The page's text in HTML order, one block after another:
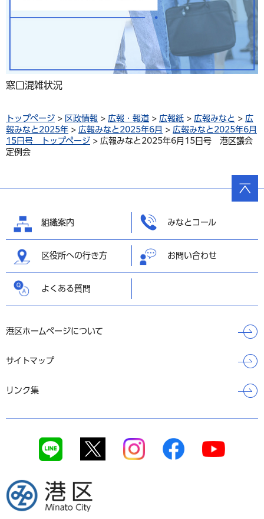
窓口混雑状況
トップページ > 区政情報 > 広報・報道 > 広報紙 > 広報みなと > 広
報みなと2025年 > 広報みなと2025年6月 > 広報みなと2025年6月
15日号 トップページ > 広報みなと2025年6月15日号 港区議会
定例会
組織案内 みなとコール
区役所への行き方 お問い合わせ
よくある質問
港区ホームページについて
サイトマップ
リンク集
港区
ページ
の先頭